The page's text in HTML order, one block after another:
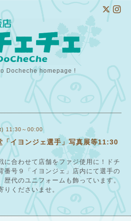
Docheche homepage !
11:30～00:00
「イヨンジェ選手」写真展等11:30
に合わせて店舗をファジ使用に！ドチ
番号９「イヨンジェ」店内にて選手の
歴代のユニフォームも飾っています。
くださいませ。